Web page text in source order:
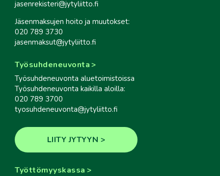
jasenrekisteri@jytyliitto.fi
Jäsenmaksujen hoito ja muutokset:
020 789 3730
jasenmaksut@jytyliitto.fi
Työsuhdeneuvonta
Työsuhdeneuvonta aluetoimistoissa
Työsuhdeneuvonta kaikilla aloilla:
020 789 3700
tyosuhdeneuvonta@jytyliitto.fi
LIITY JYTYYN
Työttömyyskassa